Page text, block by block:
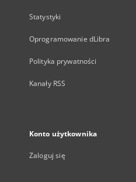
Statystyki
Oprogramowanie dLibra
Polityka prywatności
Kanały RSS
Konto użytkownika
Zaloguj się